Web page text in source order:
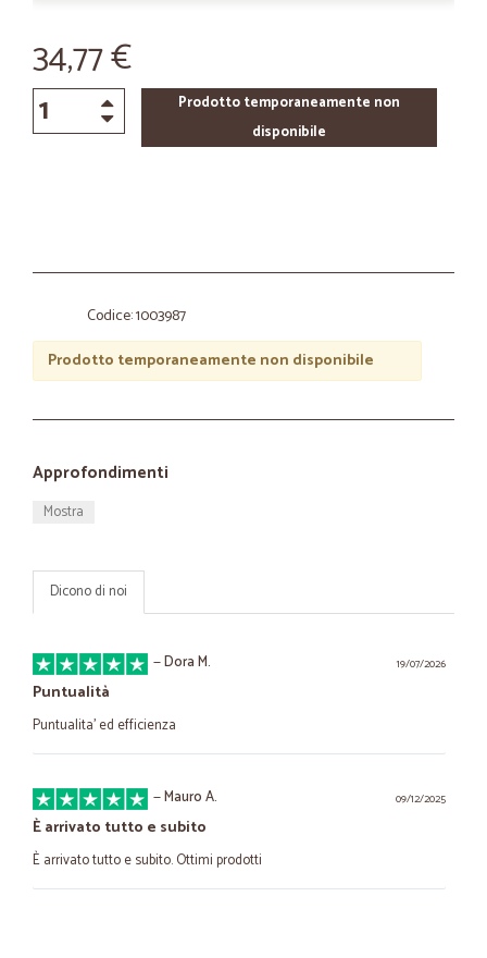
34,77 €
Prodotto temporaneamente non
disponibile
Codice: 1003987
Prodotto temporaneamente non disponibile
Approfondimenti
Mostra
Dicono di noi
19/07/2026
—Dora M.
Puntualità
Puntualita’ ed efficienza
09/12/2025
—Mauro A.
È arrivato tutto e subito
È arrivato tutto e subito. Ottimi prodotti